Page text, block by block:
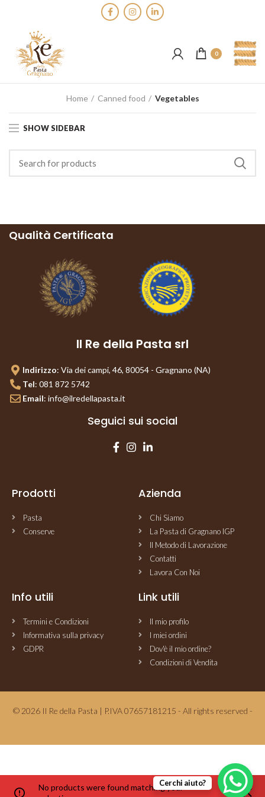
0
Home Canned food Vegetables
SHOW SIDEBAR
No products were found matching your
Qualità Certificata
Il Re della Pasta srl
Indirizzo: Via dei campi, 46, 80054 - Gragnano (NA)
Tel: 081 872 5742
Email: info@ilredellapasta.it
Seguici sui social
Prodotti​
Pasta
Conserve
Azienda
Chi Siamo
La Pasta di Gragnano IGP
Il Metodo di Lavorazione
Contatti
Lavora Con Noi
Info utili
Termini e Condizioni
Informativa sulla privacy
GDPR
Link utili
Il mio profilo
I miei ordini
Dov'è il mio ordine?
Condizioni di Vendita
© 2026 Il Re della Pasta | P.IVA 07657181215 - All rights reserved -
Cerchi aiuto?